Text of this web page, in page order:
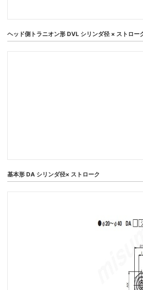
ヘッド側トラニオン形 DVL シリンダ径 × ストロー
基本形 DA シリンダ径× ストローク